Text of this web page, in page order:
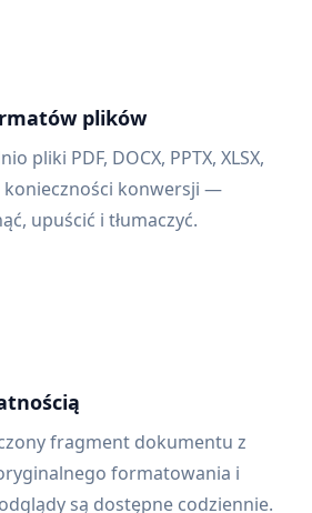
plików
pliki PDF, DOCX, PPTX, XLSX,
konieczności konwersji —
upuścić i tłumaczyć.
fragment dokumentu z
formatowania i
są dostępne codziennie.